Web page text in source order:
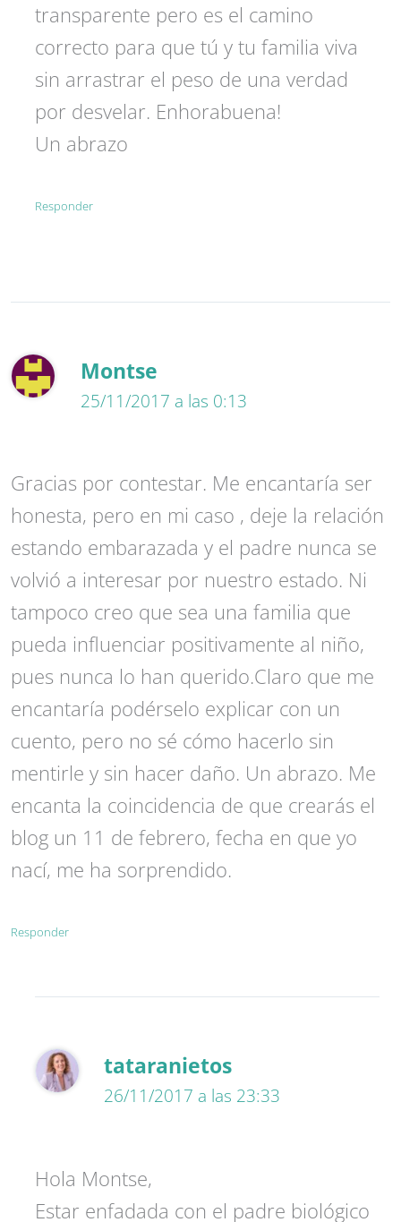
transparente pero es el camino
correcto para que tú y tu familia viva
sin arrastrar el peso de una verdad
por desvelar. Enhorabuena!
Un abrazo
Responder
Montse
25/11/2017 a las 0:13
Gracias por contestar. Me encantaría ser
honesta, pero en mi caso , deje la relación
estando embarazada y el padre nunca se
volvió a interesar por nuestro estado. Ni
tampoco creo que sea una familia que
pueda influenciar positivamente al niño,
pues nunca lo han querido.Claro que me
encantaría podérselo explicar con un
cuento, pero no sé cómo hacerlo sin
mentirle y sin hacer daño. Un abrazo. Me
encanta la coincidencia de que crearás el
blog un 11 de febrero, fecha en que yo
nací, me ha sorprendido.
Responder
tataranietos
26/11/2017 a las 23:33
Hola Montse,
Estar enfadada con el padre biológico